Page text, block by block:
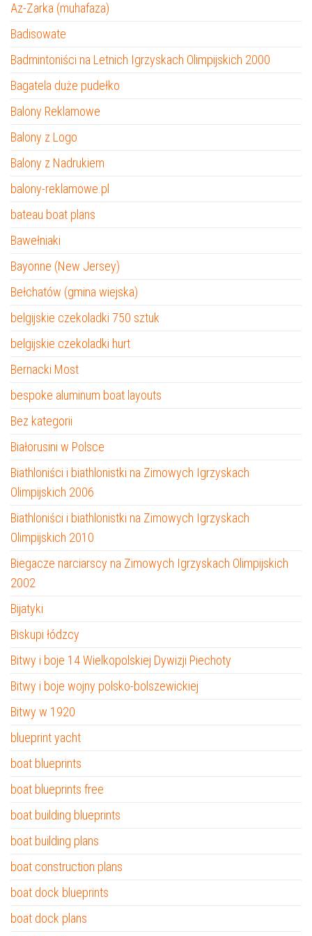
Az-Zarka (muhafaza)
Badisowate
Badmintoniści na Letnich Igrzyskach Olimpijskich 2000
Bagatela duże pudełko
Balony Reklamowe
Balony z Logo
Balony z Nadrukiem
balony-reklamowe.pl
bateau boat plans
Bawełniaki
Bayonne (New Jersey)
Bełchatów (gmina wiejska)
belgijskie czekoladki 750 sztuk
belgijskie czekoladki hurt
Bernacki Most
bespoke aluminum boat layouts
Bez kategorii
Białorusini w Polsce
Biathloniści i biathlonistki na Zimowych Igrzyskach
Olimpijskich 2006
Biathloniści i biathlonistki na Zimowych Igrzyskach
Olimpijskich 2010
Biegacze narciarscy na Zimowych Igrzyskach Olimpijskich
2002
Bijatyki
Biskupi łódzcy
Bitwy i boje 14 Wielkopolskiej Dywizji Piechoty
Bitwy i boje wojny polsko-bolszewickiej
Bitwy w 1920
blueprint yacht
boat blueprints
boat blueprints free
boat building blueprints
boat building plans
boat construction plans
boat dock blueprints
boat dock plans